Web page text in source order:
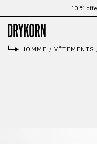
Passer au contenu principal
Livraison
HOMME / VÊTEMENTS